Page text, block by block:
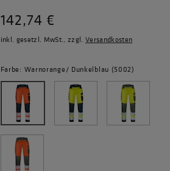
142,74 €
inkl. gesetzl. MwSt., zzgl. Versandkosten
Farbe: Warnorange/ Dunkelblau (5002)